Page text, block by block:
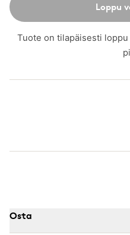
Loppu
Tuote on tilapäisesti
Osta